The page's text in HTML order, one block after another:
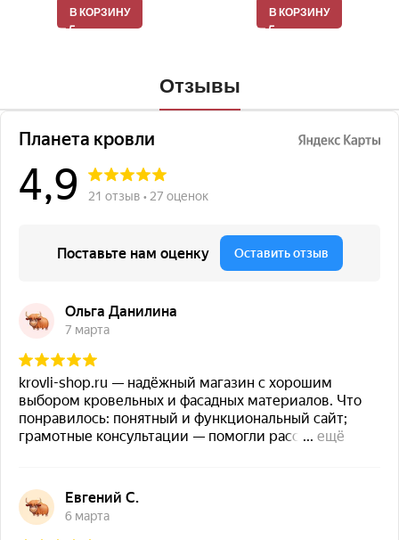
В КОРЗИНУ В КОРЗИНУ
Отзывы